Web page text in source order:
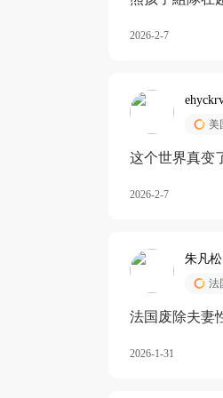
2026-2-7
美
这个世界真变
2026-2-7
朱凡松
法
法国废除夫妻
2026-1-31